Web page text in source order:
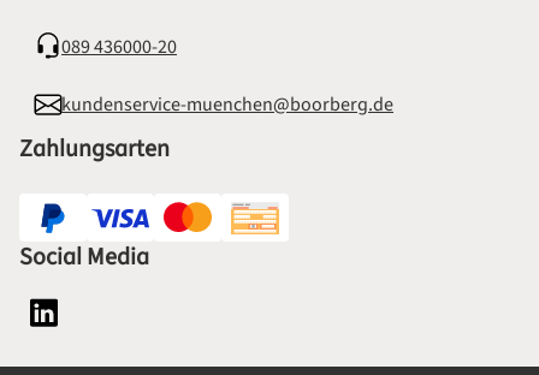
089 436000-20
kundenservice-muenchen@boorberg.de
Zahlungsarten
Social Media
Social Media Plattform LinkedIn